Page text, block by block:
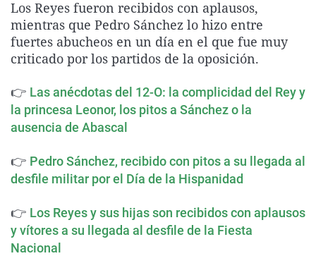
La rosa de los vientos
Gente viajera
Como el perro y el
Caso
Retornados
Equipo de
Operación Viuda
Extremadura
Galicia
La Rioja
Navarra
País Vasco
Virales
Televisión
Elecciones
Los Reyes fueron recibidos con aplausos,
mientras que Pedro Sánchez lo hizo entre
fuertes abucheos en un día en el que fue muy
criticado por los partidos de la oposición.
👉 Las anécdotas del 12-O: la complicidad del Rey y
la princesa Leonor, los pitos a Sánchez o la
ausencia de Abascal
👉 Pedro Sánchez, recibido con pitos a su llegada al
desfile militar por el Día de la Hispanidad
👉 Los Reyes y sus hijas son recibidos con aplausos
y vítores a su llegada al desfile de la Fiesta
Nacional